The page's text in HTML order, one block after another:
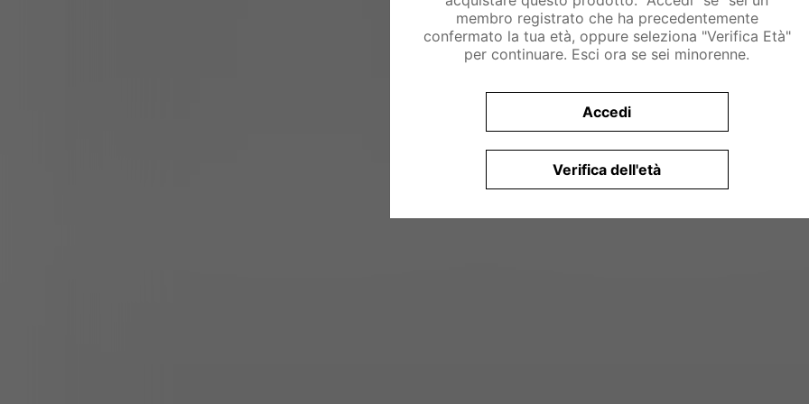
membro registrato che ha precedentemente
confermato la tua età, oppure seleziona "Verifica Età"
per continuare. Esci ora se sei minorenne.
Accedi
Verifica dell'età